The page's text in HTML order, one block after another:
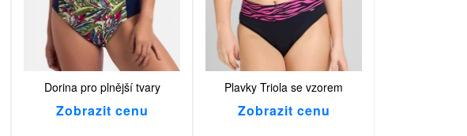
Dorina pro plnější tvary
Zobrazit cenu
Plavky Triola se vzorem
Zobrazit cenu